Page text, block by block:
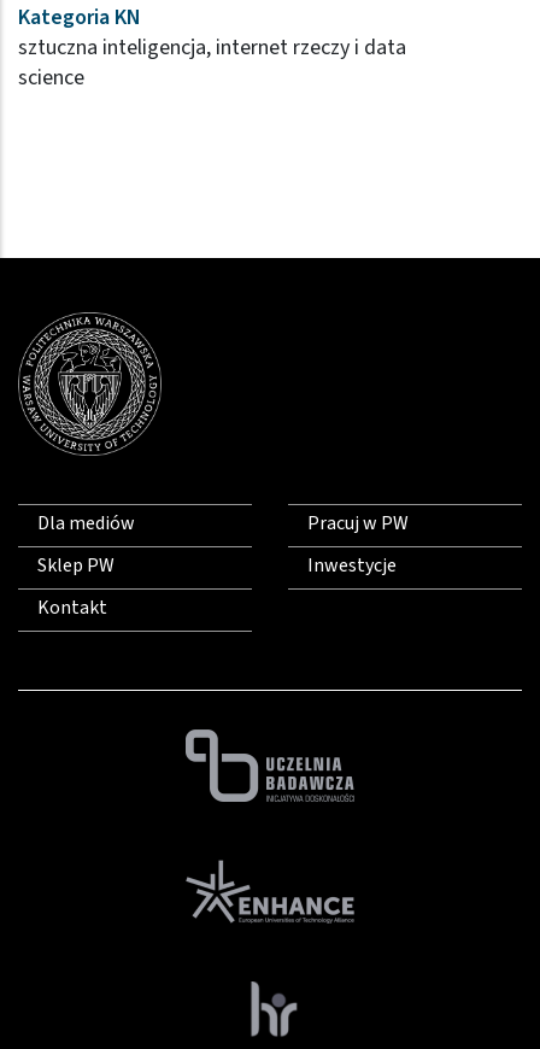
Kategoria KN
sztuczna inteligencja, internet rzeczy i data
science
Dla mediów
Sklep PW
Kontakt
Pracuj w PW
Inwestycje